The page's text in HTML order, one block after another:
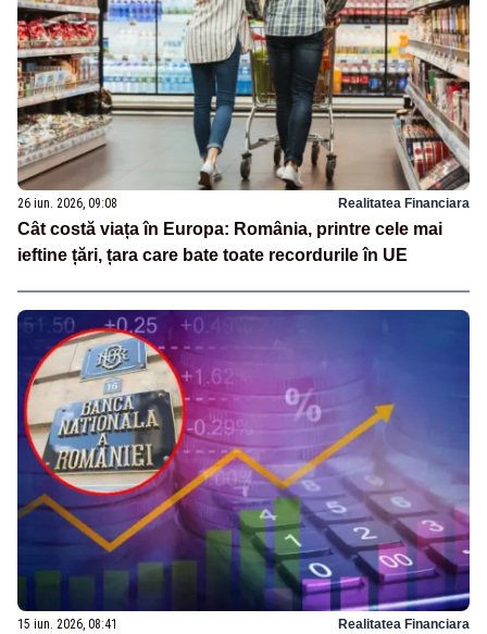
26 iun. 2026, 09:08 Realitatea Financiara
Cât costă viața în Europa: România, printre cele mai
ieftine țări, țara care bate toate recordurile în UE
15 iun. 2026, 08:41 Realitatea Financiara